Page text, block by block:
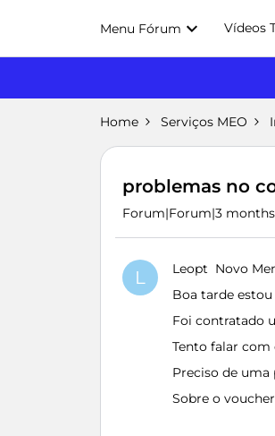
Menu Fórum Vídeos
Home Serviços MEO
problemas no
Forum|Forum|3
L Leopt Novo
Boa tarde
Foi contratado
Tento falar com
Preciso de uma
Sobre o